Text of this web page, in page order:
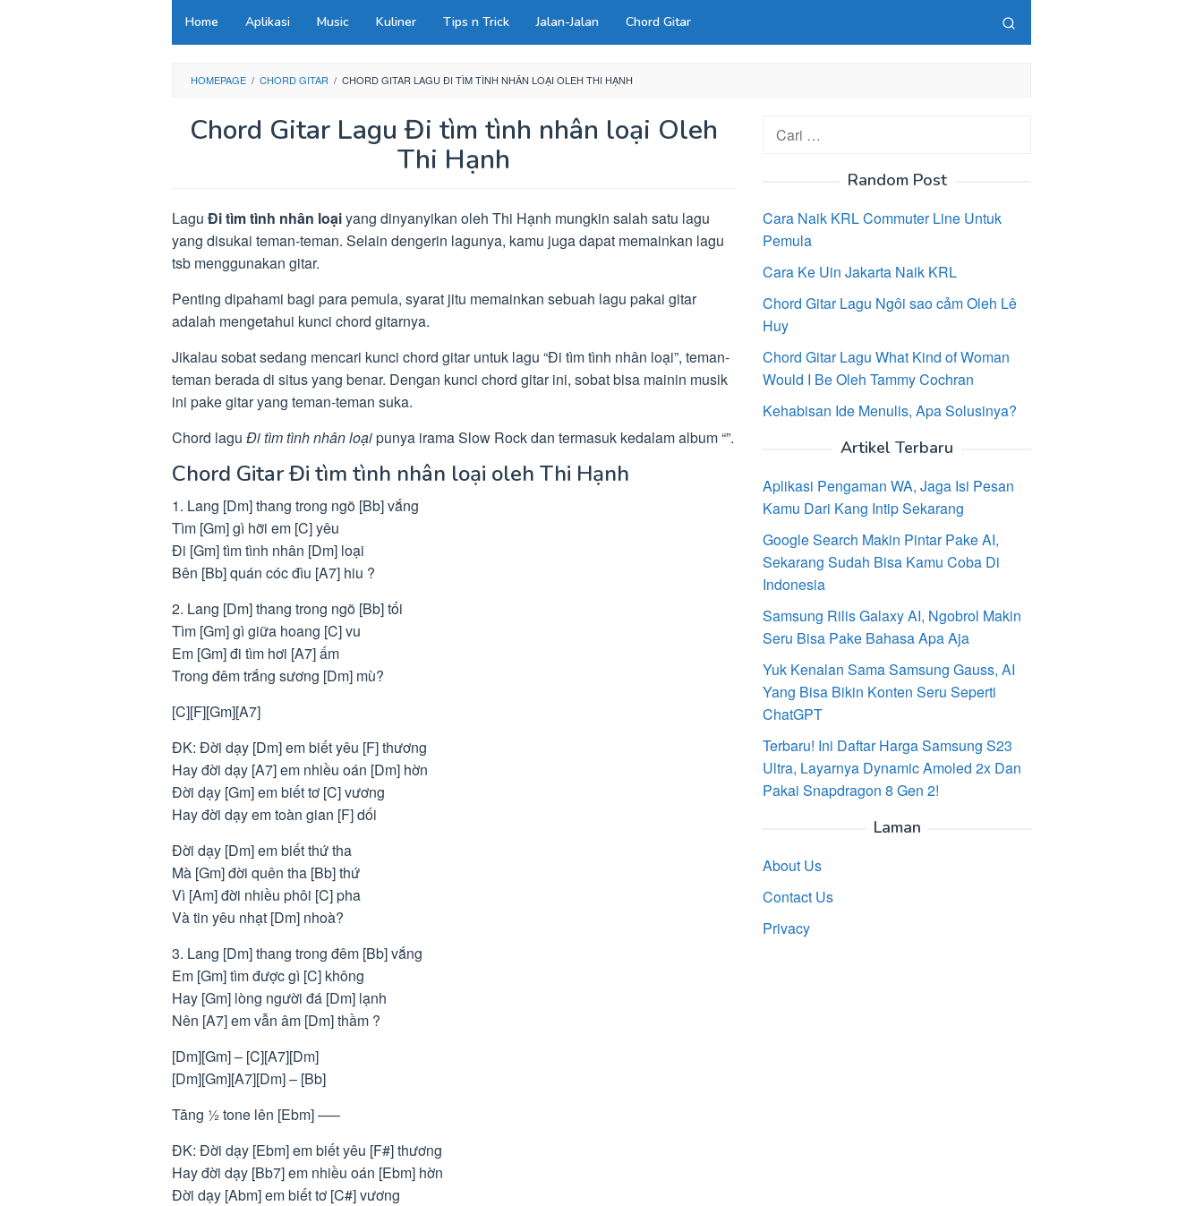
Home Aplikasi Music Kuliner Tips n Trick Jalan-Jalan Chord Gitar
HOMEPAGE / CHORD GITAR / CHORD GITAR LAGU ĐI TÌM TÌNH NHÂN LOẠI OLEH THI HẠNH
Chord Gitar Lagu Đi tìm tình nhân loại Oleh
Thi Hạnh
Lagu Đi tìm tình nhân loạiyang dinyanyikan oleh Thi Hạnh mungkin salah satu lagu
yang disukai teman-teman. Selain dengerin lagunya, kamu juga dapat memainkan lagu
tsb menggunakan gitar.
Penting dipahami bagi para pemula, syarat jitu memainkan sebuah lagu pakai gitar
adalah mengetahui kunci chord gitarnya.
Jikalau sobat sedang mencari kunci chord gitar untuk lagu “Đi tìm tình nhân loại”, teman-
teman berada di situs yang benar. Dengan kunci chord gitar ini, sobat bisa mainin musik
ini pake gitar yang teman-teman suka.
Chord lagu Đi tìm tình nhân loạipunya irama Slow Rock dan termasuk kedalam album “”.
Chord Gitar Đi tìm tình nhân loại oleh Thi Hạnh
1. Lang [Dm] thang trong ngõ [Bb] vắng
Tìm [Gm] gì hỡi em [C] yêu
Đi [Gm] tìm tình nhân [Dm] loại
Bên [Bb] quán cóc đìu [A7] hiu ?
2. Lang [Dm] thang trong ngõ [Bb] tối
Tìm [Gm] gì giữa hoang [C] vu
Em [Gm] đi tìm hơi [A7] ấm
Trong đêm trắng sương [Dm] mù?
[C][F][Gm][A7]
ĐK: Đời dạy [Dm] em biết yêu [F] thương
Hay đời dạy [A7] em nhiều oán [Dm] hờn
Đời dạy [Gm] em biết tơ [C] vương
Hay đời dạy em toàn gian [F] dối
Đời dạy [Dm] em biết thứ tha
Mà [Gm] đời quên tha [Bb] thứ
Vì [Am] đời nhiều phôi [C] pha
Và tin yêu nhạt [Dm] nhoà?
3. Lang [Dm] thang trong đêm [Bb] vắng
Em [Gm] tìm được gì [C] không
Hay [Gm] lòng người đá [Dm] lạnh
Nên [A7] em vẫn âm [Dm] thầm ?
[Dm][Gm] – [C][A7][Dm]
[Dm][Gm][A7][Dm] – [Bb]
Tăng ½ tone lên [Ebm] —–
ĐK: Đời dạy [Ebm] em biết yêu [F#] thương
Hay đời dạy [Bb7] em nhiều oán [Ebm] hờn
Đời dạy [Abm] em biết tơ [C#] vương
Cari
Random Post
Cara Naik KRL Commuter Line Untuk
Pemula
Cara Ke Uin Jakarta Naik KRL
Chord Gitar Lagu Ngôi sao cảm Oleh Lê
Huy
Chord Gitar Lagu What Kind of Woman
Would I Be Oleh Tammy Cochran
Kehabisan Ide Menulis, Apa Solusinya?
Artikel Terbaru
Aplikasi Pengaman WA, Jaga Isi Pesan
Kamu Dari Kang Intip Sekarang
Google Search Makin Pintar Pake AI,
Sekarang Sudah Bisa Kamu Coba Di
Indonesia
Samsung Rilis Galaxy AI, Ngobrol Makin
Seru Bisa Pake Bahasa Apa Aja
Yuk Kenalan Sama Samsung Gauss, AI
Yang Bisa Bikin Konten Seru Seperti
ChatGPT
Terbaru! Ini Daftar Harga Samsung S23
Ultra, Layarnya Dynamic Amoled 2x Dan
Pakai Snapdragon 8 Gen 2!
Laman
About Us
Contact Us
Privacy